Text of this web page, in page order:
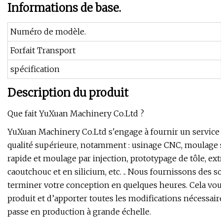
Informations de base.
Numéro de modèle.
Forfait Transport
spécification
Description du produit
Que fait YuXuan Machinery Co.Ltd ?
YuXuan Machinery Co.Ltd s'engage à fournir un
qualité supérieure, notamment : usinage CNC,
rapide et moulage par injection, prototypage de tôle,
caoutchouc et en silicium, etc. .. Nous fournissons des
terminer votre conception en quelques heures. Cela
produit et d’apporter toutes les modifications
passe en production à grande échelle.